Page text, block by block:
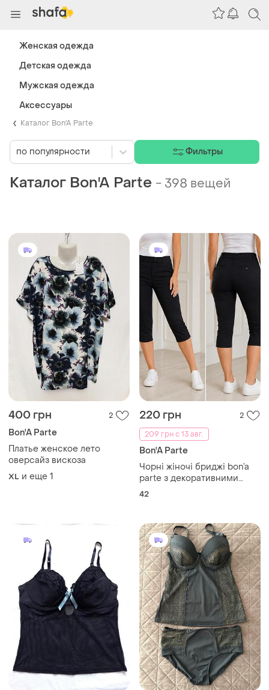
Каталог Bon'A Parte
Каталог Bon'A Parte - 398 вещей
400 грн 2
Bon'A Parte
Платье женское лето
оверсайз вискоза
XL и еще 1
220 грн
2
209 грн с 13 авг.
Bon'A Parte
Чорні жіночі бриджі bon’a
parte з декоративними
ґудзиками, розмір 42
42
по популярности Фильтры
Женская одежда
Детская одежда
Мужская одежда
Аксессуары